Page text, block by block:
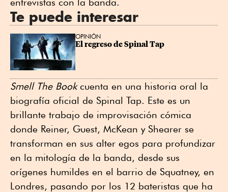
Te puede interesar
OPINIÓN
El regreso de Spinal Tap
Smell The Bookcuenta en una historia oral la
biografía oficial de Spinal Tap. Este es un
brillante trabajo de improvisación cómica
donde Reiner, Guest, McKean y Shearer se
transforman en sus alter egos para profundizar
en la mitología de la banda, desde sus
orígenes humildes en el barrio de Squatney, en
Londres, pasando por los 12 bateristas que ha